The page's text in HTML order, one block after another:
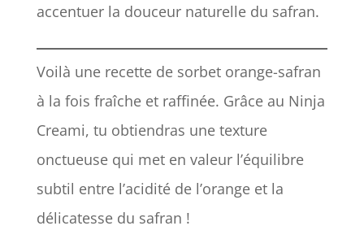
accentuer la douceur naturelle du safran.
Voilà une recette de sorbet orange-safran
à la fois fraîche et raffinée. Grâce au Ninja
Creami, tu obtiendras une texture
onctueuse qui met en valeur l’équilibre
subtil entre l’acidité de l’orange et la
délicatesse du safran !